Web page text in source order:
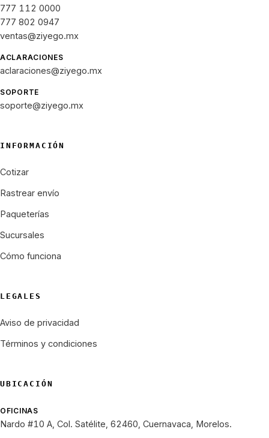
777 112 0000
777 802 0947
ventas@ziyego.mx
ACLARACIONES
aclaraciones@ziyego.mx
SOPORTE
soporte@ziyego.mx
INFORMACIÓN
Cotizar
Rastrear envío
Paqueterías
Sucursales
Cómo funciona
LEGALES
Aviso de privacidad
Términos y condiciones
UBICACIÓN
OFICINAS
Nardo #10 A, Col. Satélite, 62460, Cuernavaca, Morelos.